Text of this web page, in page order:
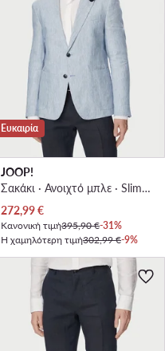
Ευκαιρία
JOOP!
Σακάκι · Ανοιχτό μπλε · Slim Fit
Τρέχουσα τιμή
272,99€
Κανονική τιμή395,90 €-31%
Η χαμηλότερη τιμή302,99 €-9%